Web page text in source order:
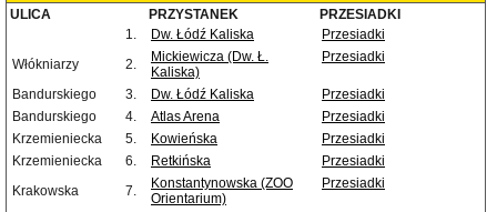
ULICA PRZYSTANEK
PRZESIADKI
1.
Dw. Łódź Kaliska
Przesiadki
Włókniarzy
2.
Mickiewicza (Dw. Ł.
Kaliska)
Przesiadki
Bandurskiego 3. Dw. Łódź Kaliska
Przesiadki
Bandurskiego
4. Atlas Arena
Przesiadki
Krzemieniecka
5. Kowieńska
Przesiadki
Krzemieniecka
6. Retkińska
Przesiadki
Krakowska
7.
Konstantynowska (ZOO
Orientarium)
Przesiadki